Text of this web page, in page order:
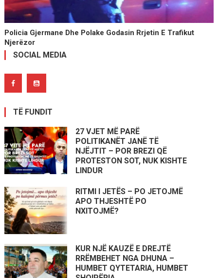
Policia Gjermane Dhe Polake Godasin Rrjetin E Trafikut
Njerëzor
SOCIAL MEDIA
TË FUNDIT
27 VJET MË PARË
POLITIKANËT JANË TË
NJËJTIT – POR BREZI QË
PROTESTON SOT, NUK KISHTE
LINDUR
RITMI I JETËS – PO JETOJMË
APO THJESHTË PO
NXITOJMË?
KUR NJË KAUZË E DREJTË
RRËMBEHET NGA DHUNA –
HUMBET QYTETARIA, HUMBET